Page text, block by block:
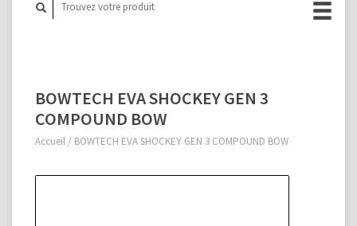
BOWTECH EVA SHOCKEY GEN 3
COMPOUND BOW
Accueil / BOWTECH EVA SHOCKEY GEN 3 COMPOUND BOW